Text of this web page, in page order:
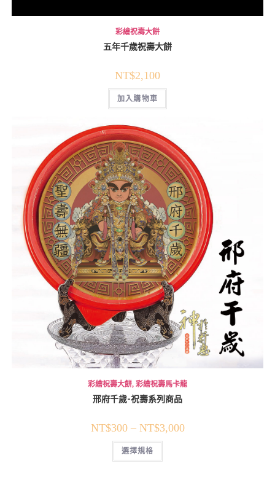
彩繪祝壽大餅
五年千歲祝壽大餅
NT$2,100
加入購物車
彩繪祝壽大餅, 彩繪祝壽馬卡龍
邢府千歲-祝壽系列商品
NT$300– NT$3,000
選擇規格